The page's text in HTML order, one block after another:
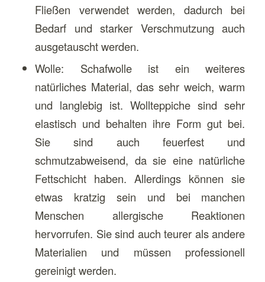
Fließen verwendet werden, dadurch bei
Bedarf und starker Verschmutzung auch
ausgetauscht werden.
Wolle: Schafwolle ist ein weiteres
natürliches Material, das sehr weich, warm
und langlebig ist. Wollteppiche sind sehr
elastisch und behalten ihre Form gut bei.
Sie sind auch feuerfest und
schmutzabweisend, da sie eine natürliche
Fettschicht haben. Allerdings können sie
etwas kratzig sein und bei manchen
Menschen allergische Reaktionen
hervorrufen. Sie sind auch teurer als andere
Materialien und müssen professionell
gereinigt werden.